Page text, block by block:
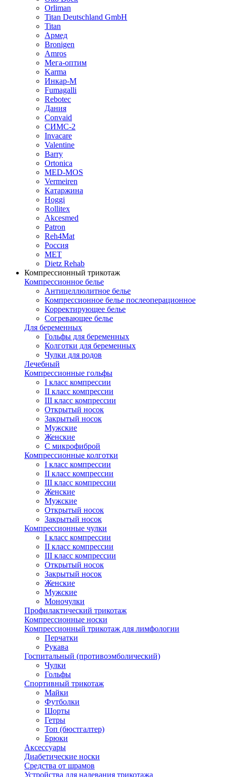
Orliman
Titan Deutschland GmbH
Titan
Армед
Bronigen
Amros
Мега-оптим
Karma
Инкар-М
Fumagalli
Rebotec
Дания
Convaid
СИМС-2
Invacare
Valentine
Barry
Ortonica
MED-MOS
Vermeiren
Катаржина
Hoggi
Rollitex
Akcesmed
Patron
Reh4Mat
Россия
МЕТ
Dietz Rehab
Компрессионный трикотаж
Компрессионное белье
Антицеллюлитное белье
Компрессионное белье послеоперационное
Корректирующее белье
Согревающее белье
Для беременных
Гольфы для беременных
Колготки для беременных
Чулки для родов
Лечебный
Компрессионные гольфы
I класс компрессии
II класс компрессии
III класс компрессии
Открытый носок
Закрытый носок
Мужские
Женские
С микрофиброй
Компрессионные колготки
I класс компрессии
II класс компрессии
III класс компрессии
Женские
Мужские
Открытый носок
Закрытый носок
Компрессионные чулки
I класс компрессии
II класс компрессии
III класс компрессии
Открытый носок
Закрытый носок
Женские
Мужские
Моночулки
Профилактический трикотаж
Компрессионные носки
Компрессионный трикотаж для лимфологии
Перчатки
Рукава
Госпитальный (противоэмболический)
Чулки
Гольфы
Спортивный трикотаж
Майки
Футболки
Шорты
Гетры
Топ (бюстгалтер)
Брюки
Аксессуары
Диабетические носки
Средства от шрамов
Устройства для надевания трикотажа